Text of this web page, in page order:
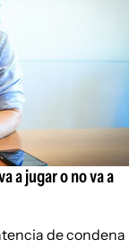
a jugar o no va a